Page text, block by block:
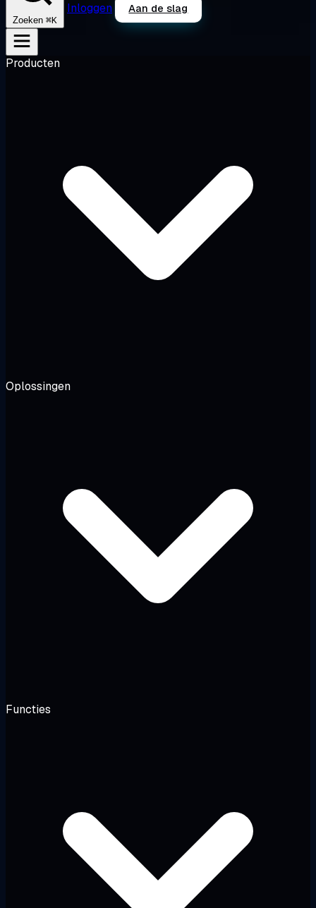
Zoeken ⌘K
Inloggen Aan de slag
Producten
Oplossingen
Functies